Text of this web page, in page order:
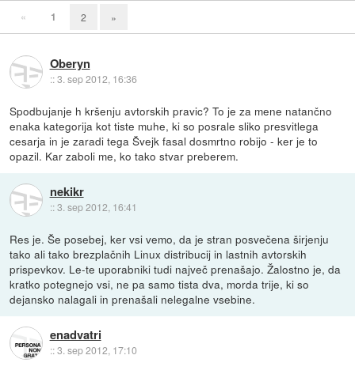
« 1 2 »
Oberyn
::3. sep 2012, 16:36
Spodbujanje h kršenju avtorskih pravic? To je za mene natančno
enaka kategorija kot tiste muhe, ki so posrale sliko presvitlega
cesarja in je zaradi tega Švejk fasal dosmrtno robijo - ker je to
opazil. Kar zaboli me, ko tako stvar preberem.
nekikr
::3. sep 2012, 16:41
Res je. Še posebej, ker vsi vemo, da je stran posvečena širjenju
tako ali tako brezplačnih Linux distribucij in lastnih avtorskih
prispevkov. Le-te uporabniki tudi največ prenašajo. Žalostno je, da
kratko potegnejo vsi, ne pa samo tista dva, morda trije, ki so
dejansko nalagali in prenašali nelegalne vsebine.
enadvatri
::3. sep 2012, 17:10